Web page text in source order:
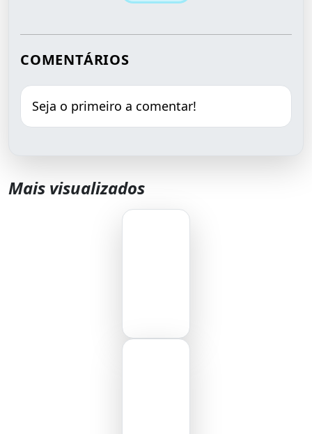
COMENTÁRIOS
Seja o primeiro a comentar!
Mais visualizados